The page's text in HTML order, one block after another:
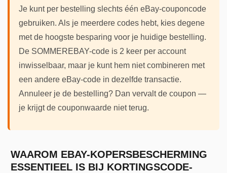
Je kunt per bestelling slechts één eBay-couponcode
gebruiken. Als je meerdere codes hebt, kies degene
met de hoogste besparing voor je huidige bestelling.
De SOMMEREBAY-code is 2 keer per account
inwisselbaar, maar je kunt hem niet combineren met
een andere eBay-code in dezelfde transactie.
Annuleer je de bestelling? Dan vervalt de coupon —
je krijgt de couponwaarde niet terug.
WAAROM EBAY-KOPERSBESCHERMING
ESSENTIEEL IS BIJ KORTINGSCODE-